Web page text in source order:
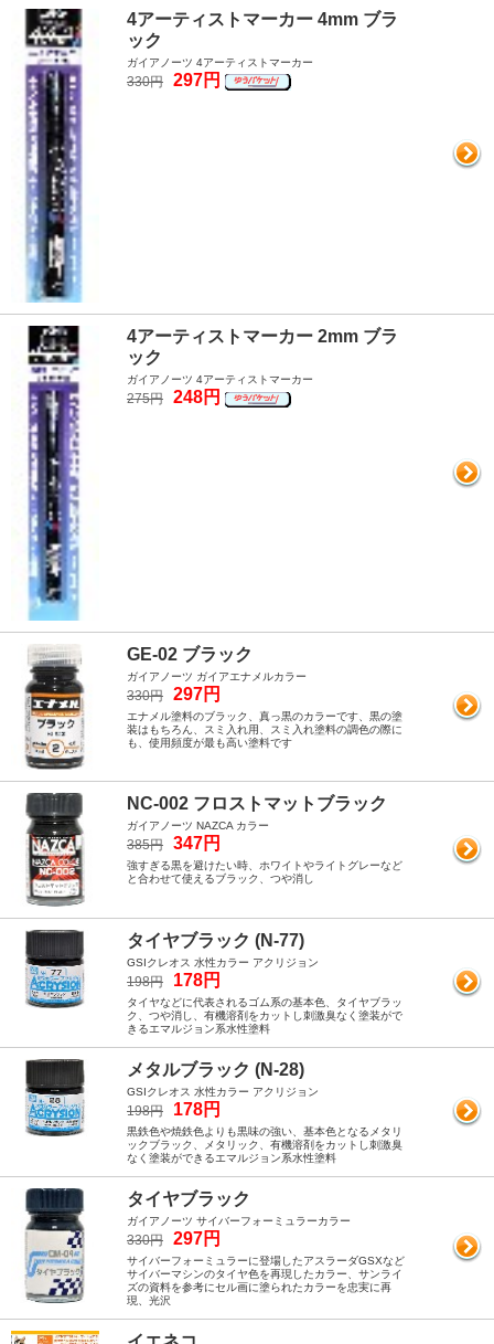
4アーティストマーカー 4mm ブラ
ック
ガイアノーツ 4アーティストマーカー
330円 297円
4アーティストマーカー 2mm ブラ
ック
ガイアノーツ 4アーティストマーカー
275円 248円
GE-02 ブラック
ガイアノーツ ガイアエナメルカラー
330円 297円
エナメル塗料のブラック、真っ黒のカラーです、黒の塗
装はもちろん、スミ入れ用、スミ入れ塗料の調色の際に
も、使用頻度が最も高い塗料です
NC-002 フロストマットブラック
ガイアノーツ NAZCA カラー
385円 347円
強すぎる黒を避けたい時、ホワイトやライトグレーなど
と合わせて使えるブラック、つや消し
タイヤブラック (N-77)
GSIクレオス 水性カラー アクリジョン
198円 178円
タイヤなどに代表されるゴム系の基本色、タイヤブラッ
ク、つや消し、有機溶剤をカットし刺激臭なく塗装がで
きるエマルジョン系水性塗料
メタルブラック (N-28)
GSIクレオス 水性カラー アクリジョン
198円 178円
黒鉄色や焼鉄色よりも黒味の強い、基本色となるメタリ
ックブラック、メタリック、有機溶剤をカットし刺激臭
なく塗装ができるエマルジョン系水性塗料
タイヤブラック
ガイアノーツ サイバーフォーミュラーカラー
330円 297円
サイバーフォーミュラーに登場したアスラーダGSXなど
サイバーマシンのタイヤ色を再現したカラー、サンライ
ズの資料を参考にセル画に塗られたカラーを忠実に再
現、光沢